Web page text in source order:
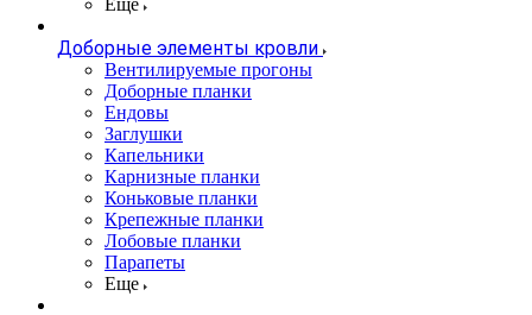
Еще
Доборные элементы кровли
Вентилируемые прогоны
Доборные планки
Ендовы
Заглушки
Капельники
Карнизные планки
Коньковые планки
Крепежные планки
Лобовые планки
Парапеты
Еще